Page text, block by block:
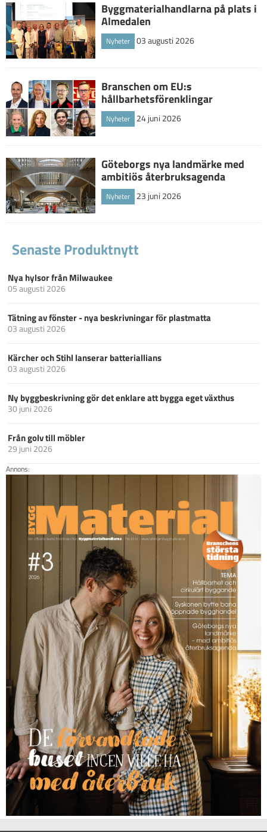
Byggmaterialhandlarna på plats i
Almedalen
Nyheter 03 augusti 2026
Branschen om EU:s
hållbarhetsförenklingar
Nyheter 24 juni 2026
Göteborgs nya landmärke med
ambitiös återbruksagenda
Nyheter 23 juni 2026
Senaste Produktnytt
Nya hylsor från Milwaukee
05 augusti 2026
Tätning av fönster - nya beskrivningar för plastmatta
03 augusti 2026
Kärcher och Stihl lanserar batteriallians
03 augusti 2026
Ny byggbeskrivning gör det enklare att bygga eget växthus
30 juni 2026
Från golv till möbler
29 juni 2026
Annons: